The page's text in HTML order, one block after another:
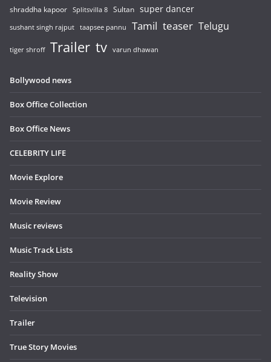
shraddha kapoor Splitsvilla 8 Sultan super dancer
sushant singh rajput taapsee pannu Tamil teaser Telugu
tiger shroff Trailer tv varun dhawan
Bollywood news
Box Office Collection
Box Office News
CELEBRITY LIFE
Movie Explore
Movie Review
Music reviews
Music Track Lists
Reality Show
Television
Trailer
True Story Movies